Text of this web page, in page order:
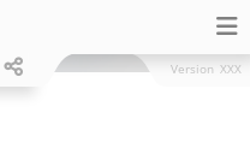
Version XXX